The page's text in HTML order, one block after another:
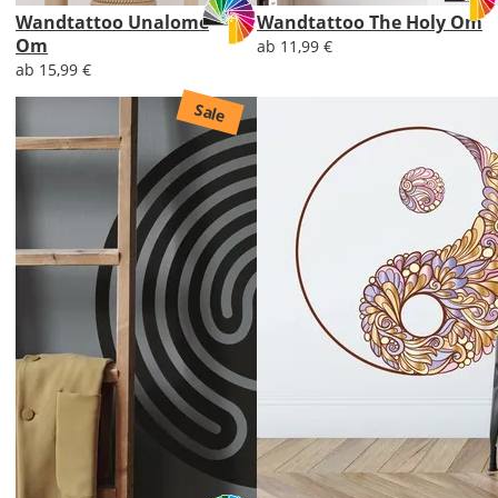
Wandtattoo Unalome
Om
ab 15,99 €
Wandtattoo The Holy Om
ab 11,99 €
Sale